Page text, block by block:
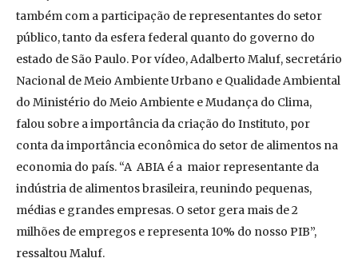
também com a participação de representantes do setor
público, tanto da esfera federal quanto do governo do
estado de São Paulo. Por vídeo, Adalberto Maluf, secretário
Nacional de Meio Ambiente Urbano e Qualidade Ambiental
do Ministério do Meio Ambiente e Mudança do Clima,
falou sobre a importância da criação do Instituto, por
conta da importância econômica do setor de alimentos na
economia do país. “A ABIA é a maior representante da
indústria de alimentos brasileira, reunindo pequenas,
médias e grandes empresas. O setor gera mais de 2
milhões de empregos e representa 10% do nosso PIB”,
ressaltou Maluf.